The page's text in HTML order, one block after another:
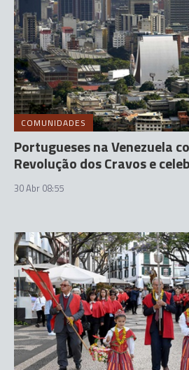
COMUNIDADES
Portugueses na Venezuela
Revolução dos Cravos e
30 Abr 08:55